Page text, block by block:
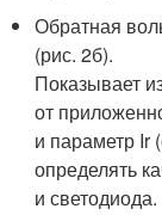
Обратная
(рис. 2б).
Показывает
от
и параметр Ir
определять
и светодиода.